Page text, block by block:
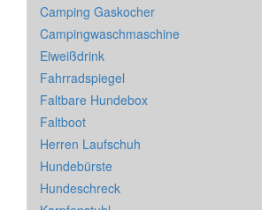
Camping Gaskocher
Campingwaschmaschine
Eiweißdrink
Fahrradspiegel
Faltbare Hundebox
Faltboot
Herren Laufschuh
Hundebürste
Hundeschreck